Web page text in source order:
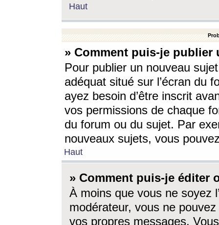
Haut
» Comment puis-je
Pour publier un nouveau
adéquat situé sur l’écran du
ayez besoin d’être inscrit
vos permissions de chaque
du forum ou du sujet. Par
nouveaux sujets, vous
Haut
» Comment puis-je éditer
À moins que vous ne soyez
modérateur, vous ne
vos propres messages.